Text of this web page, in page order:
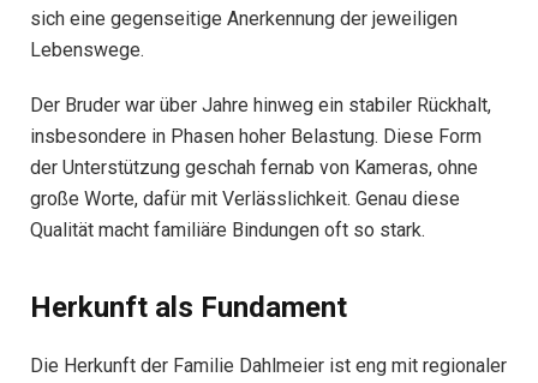
sich eine gegenseitige Anerkennung der jeweiligen
Lebenswege.
Der Bruder war über Jahre hinweg ein stabiler Rückhalt,
insbesondere in Phasen hoher Belastung. Diese Form
der Unterstützung geschah fernab von Kameras, ohne
große Worte, dafür mit Verlässlichkeit. Genau diese
Qualität macht familiäre Bindungen oft so stark.
Herkunft als Fundament
Die Herkunft der Familie Dahlmeier ist eng mit regionaler